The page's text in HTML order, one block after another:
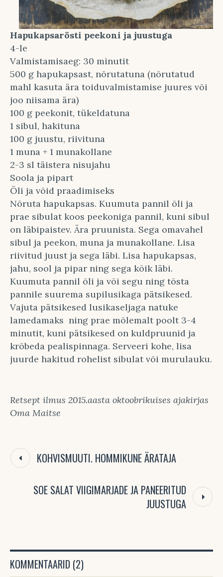
Hapukapsarösti peekoni ja juustuga
4-le
Valmistamisaeg: 30 minutit
500 g hapukapsast, nõrutatuna (nõrutatud
mahl kasuta ära toiduvalmistamise juures või
joo niisama ära)
100 g peekonit, tükeldatuna
1 sibul, hakituna
100 g juustu, riivituna
1 muna + 1 munakollane
2-3 sl täistera nisujahu
Soola ja pipart
Õli ja võid praadimiseks
Nõruta hapukapsas. Kuumuta pannil õli ja
prae sibulat koos peekoniga pannil, kuni sibul
on läbipaistev. Ära pruunista. Sega omavahel
sibul ja peekon, muna ja munakollane. Lisa
riivitud juust ja sega läbi. Lisa hapukapsas,
jahu, sool ja pipar ning sega kõik läbi.
Kuumuta pannil õli ja või segu ning tõsta
pannile suurema supilusikaga pätsikesed.
Vajuta pätsikesed lusikaseljaga natuke
lamedamaks ning prae mõlemalt poolt 3-4
minutit, kuni pätsikesed on kuldpruunid ja
krõbeda pealispinnaga. Serveeri kohe, lisa
juurde hakitud rohelist sibulat või murulauku.
Retsept ilmus 2015.aasta oktoobrikuises ajakirjas
Oma Maitse
KOHVISMUUTI. HOMMIKUNE ÄRATAJA
SOE SALAT VIIGIMARJADE JA PANEERITUD
JUUSTUGA
KOMMENTAARID (2)